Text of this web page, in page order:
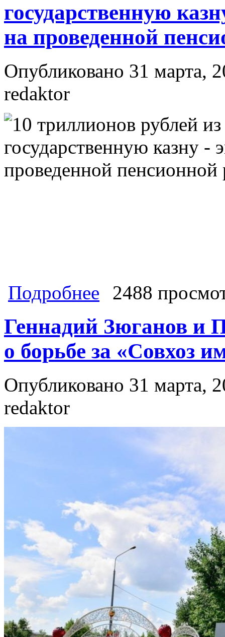
государственную
на проведенной
Опубликовано 31 марта,
redaktor
Подробнее о 10 триллионов рублей из
пенсионной реформе
2488
Геннадий Зюганов и
о борьбе за «Совхоз
Опубликовано 31 марта,
redaktor